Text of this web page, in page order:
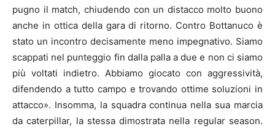
pugno il match, chiudendo con un distacco molto buono
anche in ottica della gara di ritorno. Contro Bottanuco è
stato un incontro decisamente meno impegnativo. Siamo
scappati nel punteggio fin dalla palla a due e non ci siamo
più voltati indietro. Abbiamo giocato con aggressività,
difendendo a tutto campo e trovando ottime soluzioni in
attacco». Insomma, la squadra continua nella sua marcia
da caterpillar, la stessa dimostrata nella regular season.